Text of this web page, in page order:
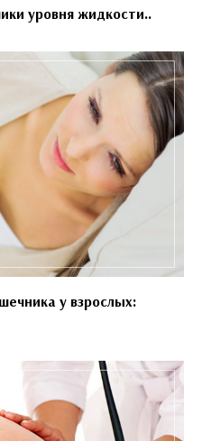
уровня жидкости..
у взрослых: